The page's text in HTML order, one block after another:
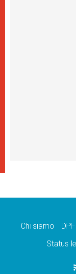
Chi siamo DPF
Status